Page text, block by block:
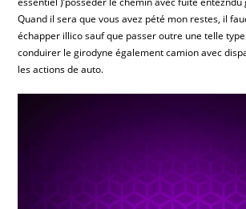
Quand il sera que vous avez pété mon restes, il
échapper illico sauf que passer outre une telle
conduirer le girodyne également camion avec
les actions de auto.